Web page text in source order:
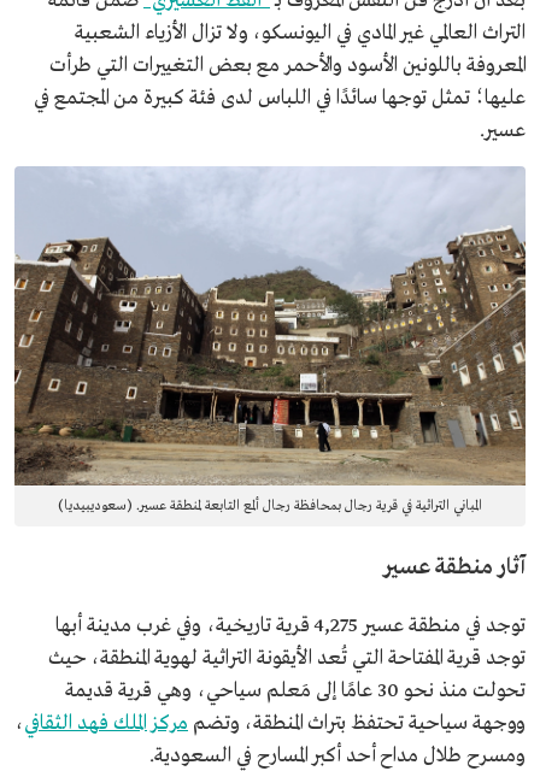
التراث العالمي غير المادي في اليونسكو، ولا تزال الأزياء الشعبية
المعروفة باللونين الأسود والأحمر مع بعض التغييرات التي طرأت
عليها؛ تمثل توجها سائدًا في اللباس لدى فئة كبيرة من المجتمع في
عسير.
المباني التراثية في قرية رجال بمحافظة رجال ألمع التابعة لمنطقة عسير. (سعوديبيديا)
آثار منطقة عسير
توجد في منطقة عسير 4,275 قرية تاريخية، وفي غرب مدينة أبها
توجد قرية المفتاحة التي تُعد الأيقونة التراثية لهوية المنطقة، حيث
تحولت منذ نحو 30 عامًا إلى مَعلم سياحي، وهي قرية قديمة
ووجهة سياحية تحتفظ بتراث المنطقة، وتضم مركز الملك فهد الثقافي،
ومسرح طلال مداح أحد أكبر المسارح في السعودية.